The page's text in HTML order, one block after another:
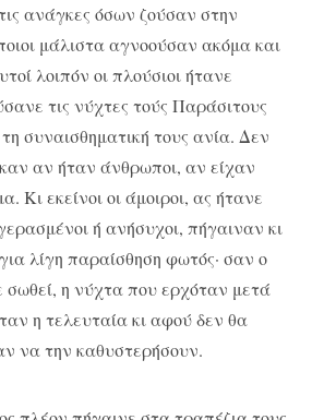
ανάγκες όσων ζούσαν στην
μάλιστα αγνοούσαν ακόμα και
λοιπόν οι πλούσιοι ήτανε
τις νύχτες τούς Παράσιτους
συναισθηματική τους ανία. Δεν
αν ήταν άνθρωποι, αν είχαν
Κι εκείνοι οι άμοιροι, ας ήτανε
ή ανήσυχοι, πήγαιναν κι
λίγη παραίσθηση φωτός· σαν ο
σωθεί, η νύχτα που ερχόταν μετά
η τελευταία κι αφού δεν θα
να την καθυστερήσουν.